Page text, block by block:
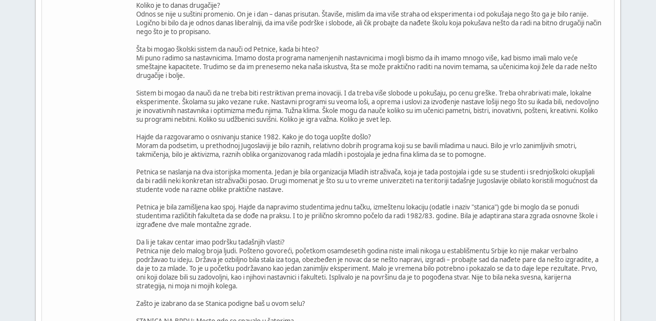
Koliko je to danas drugačije?
Odnos se nije u suštini promenio. On je i dan – danas prisutan. Štaviše, mislim da ima više straha od eksperimenta i od pokušaja nego što ga je bilo ranije.
Logično bi bilo da je odnos danas liberalniji, da ima više podrške i slobode, ali čik probajte da nađete školu koja pokušava nešto da radi na bitno drugačiji način
nego što je to propisano.
Šta bi mogao školski sistem da nauči od Petnice, kada bi hteo?
Mi puno radimo sa nastavnicima. Imamo dosta programa namenjenih nastavnicima i mogli bismo da ih imamo mnogo više, kad bismo imali malo veće
smeštajne kapacitete. Trudimo se da im prenesemo neka naša iskustva, šta se može praktično raditi na novim temama, sa učenicima koji žele da rade nešto
drugačije i bolje.
Sistem bi mogao da nauči da ne treba biti restriktivan prema inovaciji. I da treba više slobode u pokušaju, po cenu greške. Treba ohrabrivati male, lokalne
eksperimente. Školama su jako vezane ruke. Nastavni programi su veoma loši, a oprema i uslovi za izvođenje nastave lošiji nego što su ikada bili, nedovoljno
je inovativnih nastavnika i optimizma među njima. Tužna klima. Škole mogu da nauče koliko su im učenici pametni, bistri, inovativni, pošteni, kreativni. Koliko
su programi nebitni. Koliko su udžbenici suvišni. Koliko je igra važna. Koliko je svet lep.
Hajde da razgovaramo o osnivanju stanice 1982. Kako je do toga uopšte došlo?
Moram da podsetim, u prethodnoj Jugoslaviji je bilo raznih, relativno dobrih programa koji su se bavili mladima u nauci. Bilo je vrlo zanimljivih smotri,
takmičenja, bilo je aktivizma, raznih oblika organizovanog rada mladih i postojala je jedna fina klima da se to pomogne.
Petnica se naslanja na dva istorijska momenta. Jedan je bila organizacija Mladih istraživača, koja je tada postojala i gde su se studenti i srednjoškolci okupljali
da bi radili neki konkretan istraživački posao. Drugi momenat je što su u to vreme univerziteti na teritoriji tadašnje Jugoslavije obilato koristili mogućnost da
studente vode na razne oblike praktične nastave.
Petnica je bila zamišljena kao spoj. Hajde da napravimo studentima jednu tačku, izmeštenu lokaciju (odatle i naziv "stanica") gde bi moglo da se ponudi
studentima različitih fakulteta da se dođe na praksu. I to je prilično skromno počelo da radi 1982/83. godine. Bila je adaptirana stara zgrada osnovne škole i
izgrađene dve male montažne zgrade.
Da li je takav centar imao podršku tadašnjih vlasti?
Petnica nije delo malog broja ljudi. Pošteno govoreći, početkom osamdesetih godina niste imali nikoga u establišmentu Srbije ko nije makar verbalno
podržavao tu ideju. Država je ozbiljno bila stala iza toga, obezbeđen je novac da se nešto napravi, izgradi – probajte sad da nađete pare da nešto izgradite, a
da je to za mlade. To je u početku podržavano kao jedan zanimljiv eksperiment. Malo je vremena bilo potrebno i pokazalo se da to daje lepe rezultate. Prvo,
oni koji dolaze bili su zadovoljni, kao i njihovi nastavnici i fakulteti. Isplivalo je na površinu da je to pogođena stvar. Nije to bila neka svesna, karijerna
strategija, ni moja ni mojih kolega.
Zašto je izabrano da se Stanica podigne baš u ovom selu?